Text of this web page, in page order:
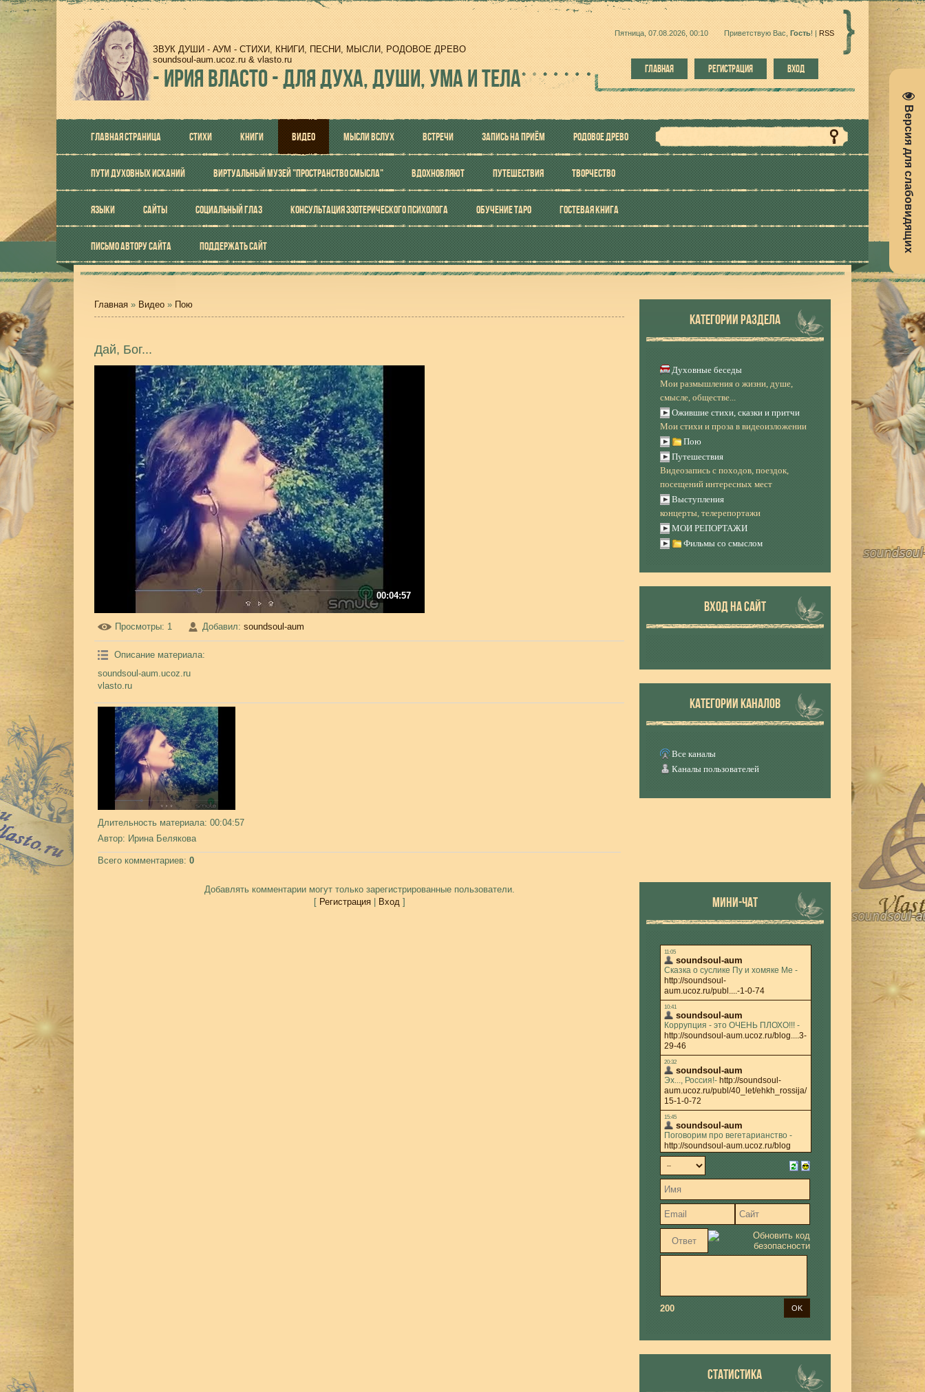
Версия для слабовидящих
ЗВУК ДУШИ - АУМ - СТИХИ, КНИГИ, ПЕСНИ, МЫСЛИ, РОДОВОЕ ДРЕВО
soundsoul-aum.ucoz.ru & vlasto.ru
-ИРИЯ ВЛАСТО - ДЛЯ ДУХА, ДУШИ, УМА И ТЕЛА
Пятница, 07.08.2026, 00:10 Приветствую Вас Гость! | RSS
ГЛАВНАЯ РЕГИСТРАЦИЯ ВХОД
ГЛАВНАЯ СТРАНИЦА СТИХИ КНИГИ ВИДЕО МЫСЛИ ВСЛУХ ВСТРЕЧИ ЗАПИСЬ НА ПРИЁМ РОДОВОЕ ДРЕВО
ПУТИ ДУХОВНЫХ ИСКАНИЙ ВИРТУАЛЬНЫЙ МУЗЕЙ "ПРОСТРАНСТВО СМЫСЛА" ВДОХНОВЛЯЮТ ПУТЕШЕСТВИЯ ТВОРЧЕСТВО
ЯЗЫКИ САЙТЫ СОЦИАЛЬНЫЙ ГЛАЗ КОНСУЛЬТАЦИЯ ЭЗОТЕРИЧЕСКОГО ПСИХОЛОГА ОБУЧЕНИЕ ТАРО ГОСТЕВАЯ КНИГА
ПИСЬМО АВТОРУ САЙТА ПОДДЕРЖАТЬ САЙТ
Главная » Видео » Пою
Дай, Бог...
00:04:57
Просмотры: 1 Добавил: soundsoul-aum
Описание материала:
soundsoul-aum.ucoz.ru
vlasto.ru
Длительность материала: 00:04:57
Автор: Ирина Белякова
Всего комментариев: 0
Добавлять комментарии могут только зарегистрированные пользователи.
[ Регистрация| Вход]
КАТЕГОРИИ РАЗДЕЛА
Духовные беседы
Мои размышления о жизни, душе,
смысле, обществе...
Ожившие стихи, сказки и притчи
Мои стихи и проза в видеоизложении
Пою
Путешествия
Видеозапись с походов, поездок,
посещений интересных мест
Выступления
концерты, телерепортажи
МОИ РЕПОРТАЖИ
Фильмы со смыслом
ВХОД НА САЙТ
КАТЕГОРИИ КАНАЛОВ
Все каналы
Каналы пользователей
МИНИ-ЧАТ
200
СТАТИСТИКА